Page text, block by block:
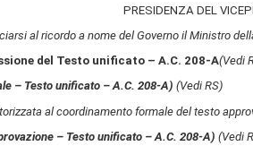
PRESIDENZA DEL
al ricordo a nome del Governo il Ministro
del Testo unificato – A.C. 208-A​(Vedi
– Testo unificato – A.C. 208-A​) (Vedi RS)
al coordinamento formale del testo
– Testo unificato – A.C. 208-A​) (Vedi